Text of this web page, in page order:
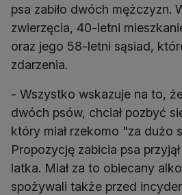
psa zabiło dwóch mężczyzn.
zwierzęcia, 40-letni
oraz jego 58-letni sąsiad,
zdarzenia.
- Wszystko wskazuje na to,
dwóch psów, chciał pozbyć
który miał rzekomo "za dużo
Propozycję zabicia psa
latka. Miał za to obiecany
spożywali także przed